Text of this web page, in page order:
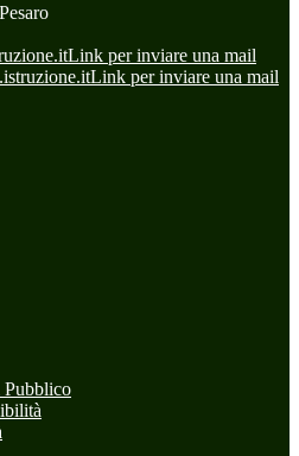
Link per inviare una mail
Link per inviare una mail